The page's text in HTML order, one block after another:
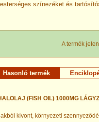
színezéket és
A termék
Hasonló termék
(FISH OIL) 1000MG
kivont, környezeti